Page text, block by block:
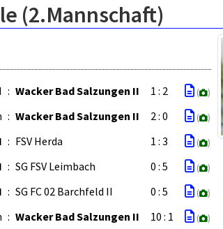
(2.Mannschaft)
: Wacker Bad Salzungen II 1 : 2 ( )
: Wacker Bad Salzungen II 2 : 0 ( )
: FSV Herda 1 : 3 ( )
: SG FSV Leimbach 0 : 5 ( )
: SG FC 02 Barchfeld II 0 : 5 ( )
: Wacker Bad Salzungen II 10 : 1 ( )